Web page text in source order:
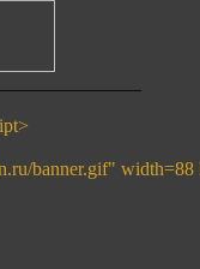
banner.gif" width=88